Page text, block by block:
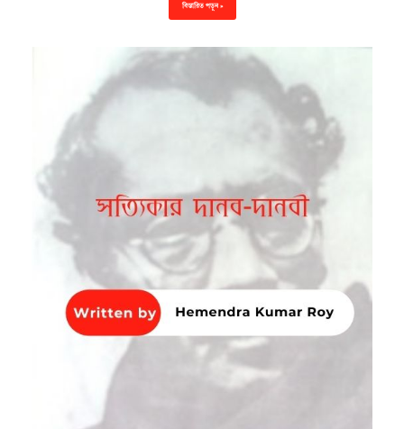
বিস্তারিত পড়ুন »